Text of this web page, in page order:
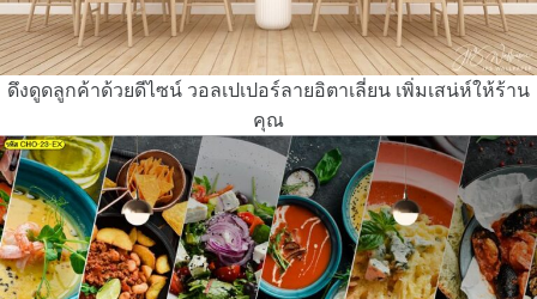
ดึงดูดลูกค้าด้วยดีไซน์ วอลเปเปอร์ลายอิตาเลี่ยน เพิ่มเสน่ห์ให้ร้าน
คุณ